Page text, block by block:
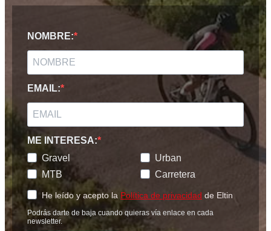
NOMBRE:
EMAIL:
ME INTERESA:
Gravel
MTB
Urban
Carretera
He leído y acepto la Política de privacidad de Eltin
Podrás darte de baja cuando quieras vía enlace en cada
newsletter.